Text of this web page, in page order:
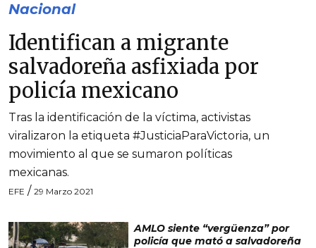
Nacional
Identifican a migrante
salvadoreña asfixiada por
policía mexicano
Tras la identificación de la víctima, activistas
viralizaron la etiqueta #JusticiaParaVictoria, un
movimiento al que se sumaron políticas
mexicanas.
EFE / 29 Marzo 2021
AMLO siente “vergüenza” por
policía que mató a salvadoreña